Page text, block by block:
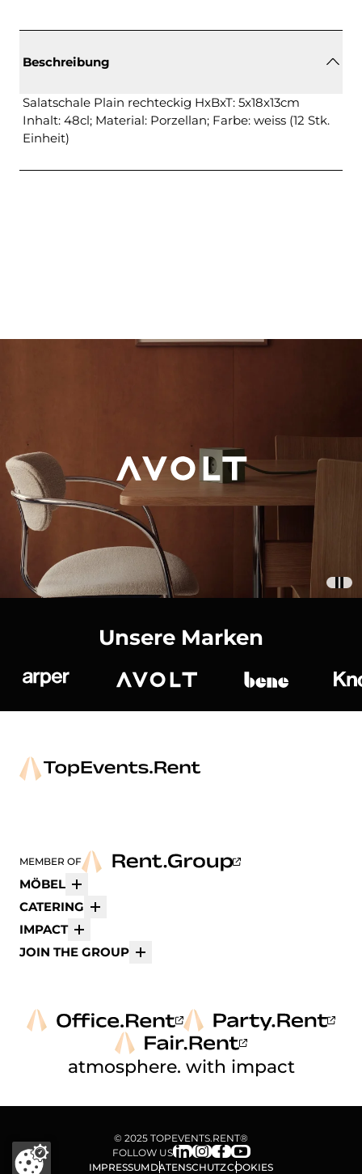
Beschreibung
Salatschale Plain rechteckig HxBxT: 5x18x13cm
Inhalt: 48cl; Material: Porzellan; Farbe: weiss (12 Stk.
Einheit)
Unsere Marken
MEMBER OF
MÖBEL
CATERING
IMPACT
JOIN THE GROUP
atmosphere. with impact
© 2025 TOPEVENTS.RENT®
FOLLOW US
IMPRESSUMDATENSCHUTZCOOKIES